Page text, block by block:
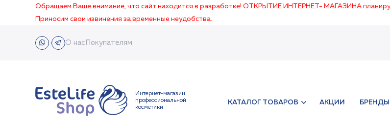
Обращаем Ваше внимание, что сайт находится в разработке! ОТКРЫТИЕ ИНТЕРНЕТ- МАГАЗИНА
Приносим свои извинения за временные неудобства.
О нас Покупателям
Интернет-магазин
профессиональной
косметики
КАТАЛОГ ТОВАРОВ АКЦИИ БРЕНДЫ